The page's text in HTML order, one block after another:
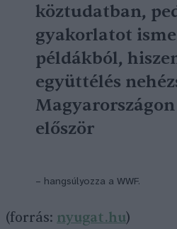
köztudatban,
gyakorlatot
példákból,
együttélés
először
– hangsúlyozza a WWF.
(forrás: nyugat.hu)